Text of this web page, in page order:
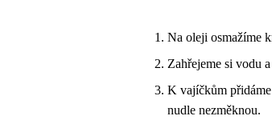
Na oleji osmažíme
Zahřejeme si vodu
K vajíčkům
nudle nezměknou.